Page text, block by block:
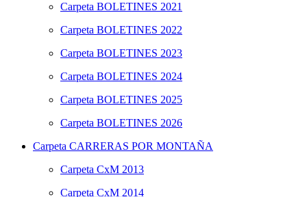
Carpeta BOLETINES 2021
Carpeta BOLETINES 2022
Carpeta BOLETINES 2023
Carpeta BOLETINES 2024
Carpeta BOLETINES 2025
Carpeta BOLETINES 2026
Carpeta CARRERAS POR MONTAÑA
Carpeta CxM 2013
Carpeta CxM 2014